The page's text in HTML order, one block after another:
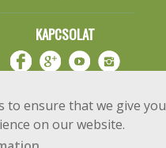
to ensure that we give you
on our website.
KAPCSOLAT